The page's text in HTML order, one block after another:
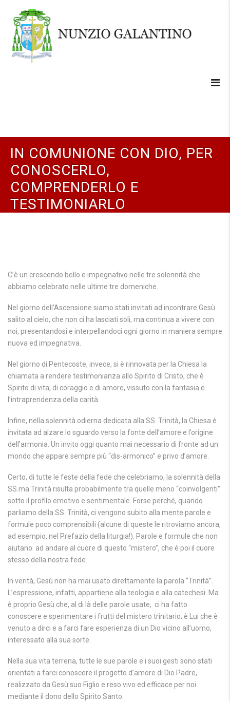
IN COMUNIONE CON DIO, PER
CONOSCERLO,
COMPRENDERLO E
TESTIMONIARLO
C’è un crescendo bello e impegnativo nelle tre solennità che
abbiamo celebrato nelle ultime tre domeniche.
Nel giorno dell’Ascensione siamo stati invitati ad incontrare Gesù
salito al cielo, che non ci ha lasciati soli, ma continua a vivere con
noi, presentandosi e interpellandoci ogni giorno in maniera sempre
nuova ed impegnativa.
Nel giorno di Pentecoste, invece, si è rinnovata per la Chiesa la
chiamata a rendere testimonianza allo Spirito di Cristo, che è
Spirito di vita, di coraggio e di amore, vissuto con la fantasia e
l’intraprendenza della carità.
Infine, nella solennità odierna dedicata alla SS. Trinità, la Chiesa è
invitata ad alzare lo sguardo verso la fonte dell’amore e l’origine
dell’armonia. Un invito oggi quanto mai necessario di fronte ad un
mondo che appare sempre più “dis-armonico” e privo d’amore.
Certo, di tutte le feste della fede che celebriamo, la solennità della
SS.ma Trinità risulta probabilmente tra quelle meno “coinvolgenti”
sotto il profilo emotivo e sentimentale. Forse perché, quando
parliamo della SS. Trinità, ci vengono subito alla mente parole e
formule poco comprensibili (alcune di queste le ritroviamo ancora,
ad esempio, nel Prefazio della liturgia!). Parole e formule che non
aiutano ad andare al cuore di questo “mistero”, che è poi il cuore
stesso della nostra fede.
In verità, Gesù non ha mai usato direttamente la parola “Trinità”.
L’espressione, infatti, appartiene alla teologia e alla catechesi. Ma
è proprio Gesù che, al di là delle parole usate, ci ha fatto
conoscere e sperimentare i frutti del mistero trinitario; è Lui che è
venuto a dirci e a farci fare esperienza di un Dio vicino all’uomo,
interessato alla sua sorte.
Nella sua vita terrena, tutte le sue parole e i suoi gesti sono stati
orientati a farci conoscere il progetto d’amore di Dio Padre,
realizzato da Gesù suo Figlio e reso vivo ed efficace per noi
mediante il dono dello Spirito Santo.